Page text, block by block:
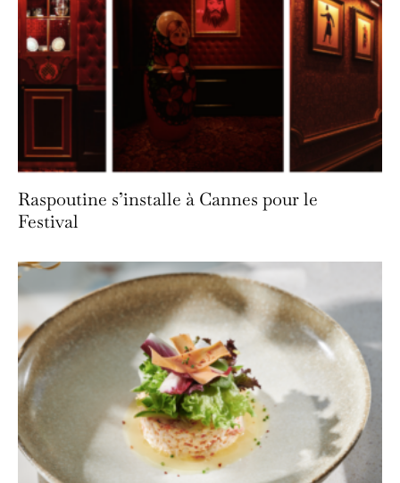
Raspoutine s’installe à Cannes pour le
Festival